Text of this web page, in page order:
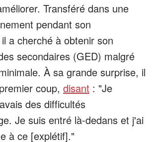
Transféré dans une
pendant son
a cherché à obtenir son
secondaires (GED) malgré
À sa grande surprise, il
coup, disant : "Je
des difficultés
Je suis entré là-dedans et j'ai
à ce [explétif]."